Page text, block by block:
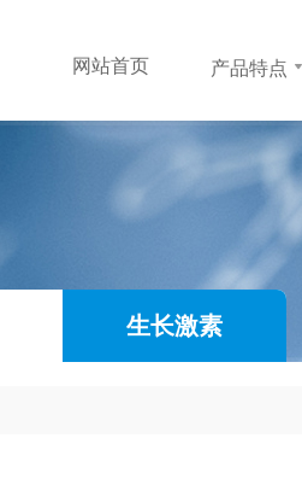
网站首页 产品特点
生长激素